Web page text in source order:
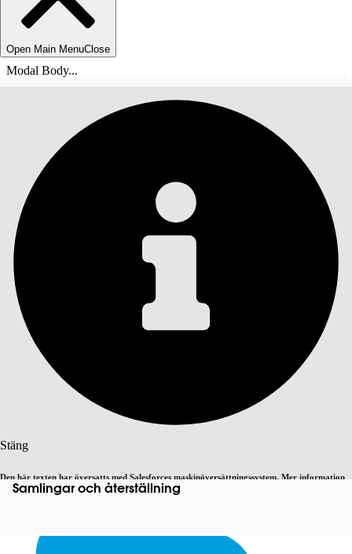
Open Main MenuClose
Modal Body...
Stäng
Den här texten har översatts med Salesforces maskinöversättningssystem. Mer information
. Byt till engelska Inte nu
Samlingar och återställning
Innehållsförteckningar
INNEHÅLLSFÖRTECKNINGAR